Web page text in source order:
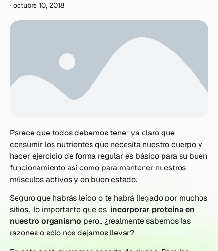
· octubre 10, 2018
Parece que todos debemos tener ya claro que
consumir los nutrientes que necesita nuestro cuerpo y
hacer ejercicio de forma regular es básico para su buen
funcionamiento así como para mantener nuestros
músculos activos y en buen estado.
Seguro que habrás leído o te habrá llegado por muchos
sitios, lo importante que es incorporar proteína en
nuestro organismo pero.. ¿realmente sabemos las
razones o sólo nos dejamos llevar?